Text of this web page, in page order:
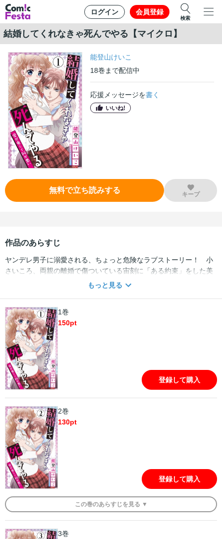
ログイン 会員登録
検索
結婚してくれなきゃ死んでやる【マイクロ】
能登山けいこ
18巻 まで配信中
応援メッセージを書く
いいね!
無料で立ち読みする キープ
作品のあらすじ
ヤンデレ男子に溺愛される、ちょっと危険なラブストーリー！ 小
さいころ、両親の離婚で傷ついている宙刻に「ある約束」をした美
月。でもそのせいで、宙刻の愛が暴走してとんでもないことにな
もっと見る
1巻
150pt
登録して購入
2巻
130pt
登録して購入
この巻のあらすじを 見る ▼
3巻